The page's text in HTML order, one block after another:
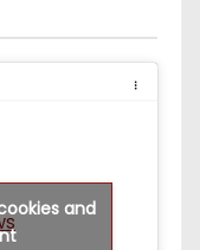
and